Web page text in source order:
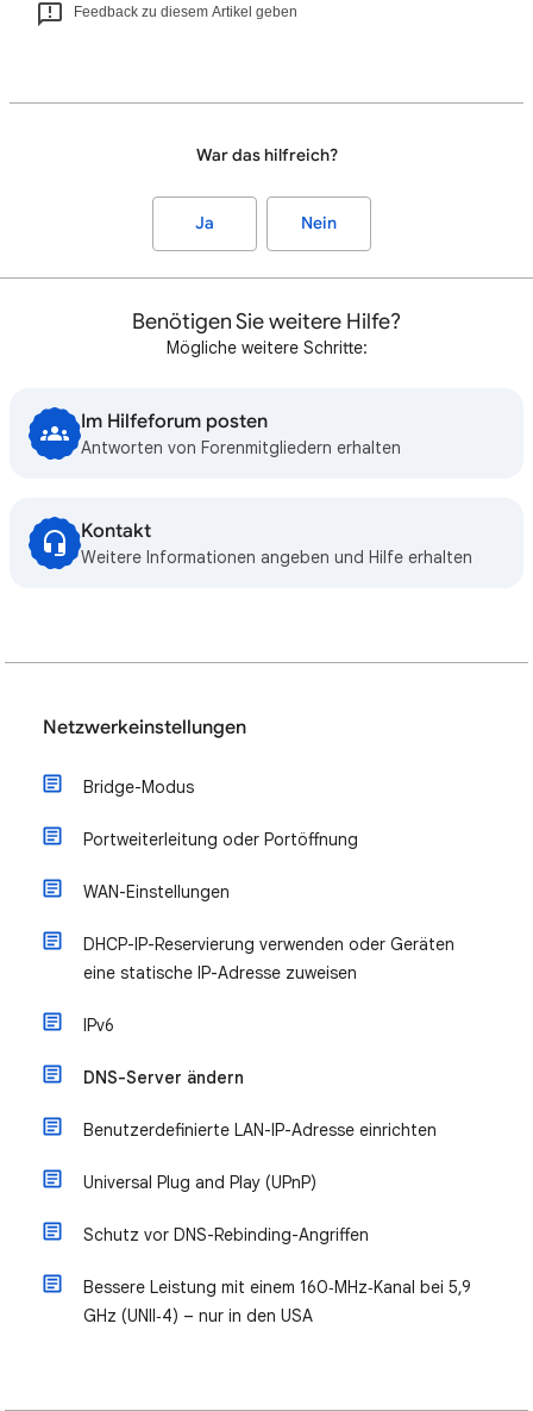
Feedback zu diesem Artikel geben
War das hilfreich?
Ja Nein
Benötigen Sie weitere Hilfe?
Mögliche weitere Schritte:
Im Hilfeforum posten
Antworten von Forenmitgliedern erhalten
Kontakt
Weitere Informationen angeben und Hilfe erhalten
Netzwerkeinstellungen
Bridge-Modus
Portweiterleitung oder Portöffnung
WAN-Einstellungen
DHCP-IP-Reservierung verwenden oder Geräten
eine statische IP-Adresse zuweisen
IPv6
DNS-Server ändern
Benutzerdefinierte LAN-IP-Adresse einrichten
Universal Plug and Play (UPnP)
Schutz vor DNS-Rebinding-Angriffen
Bessere Leistung mit einem 160‑MHz‑Kanal bei 5,9
GHz (UNII‑4) – nur in den USA